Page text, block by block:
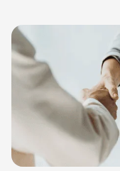
aderiram ao modelo